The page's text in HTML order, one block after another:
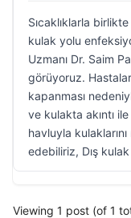
Sıcaklıklarla
kulak yolu
Uzmanı Dr. Saim
görüyoruz.
kapanması
ve kulakta akıntı
havluyla
edebiliriz, Dış
Viewing 1 post (of 1